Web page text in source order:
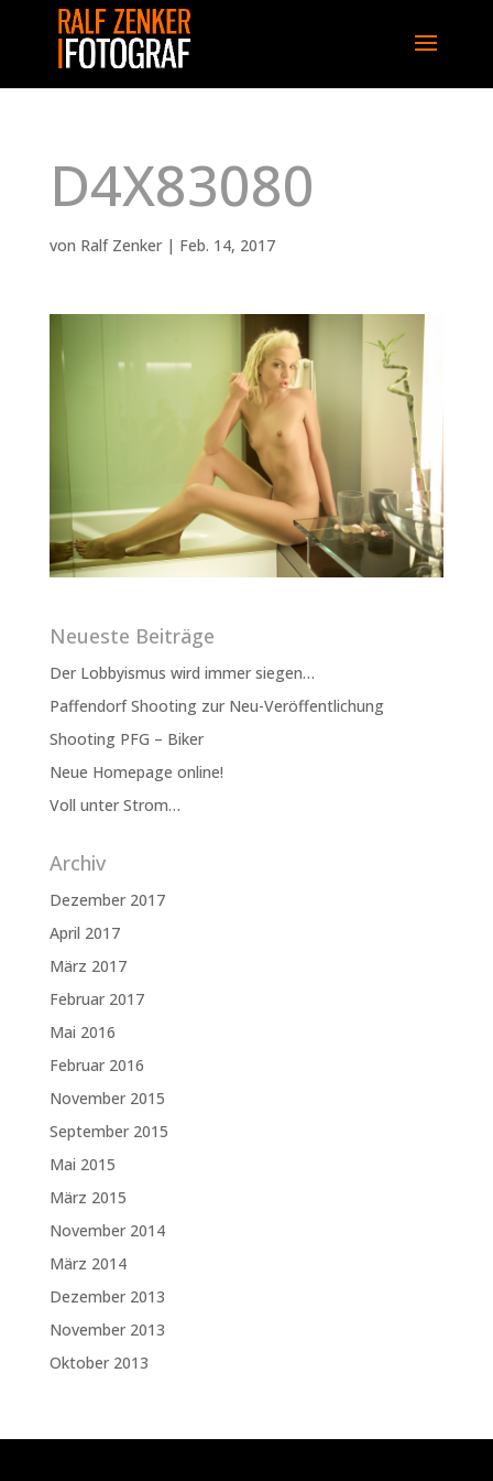
D4X83080
von Ralf Zenker| Feb. 14, 2017
Neueste Beiträge
Der Lobbyismus wird immer siegen…
Paffendorf Shooting zur Neu-Veröffentlichung
Shooting PFG – Biker
Neue Homepage online!
Voll unter Strom…
Archiv
Dezember 2017
April 2017
März 2017
Februar 2017
Mai 2016
Februar 2016
November 2015
September 2015
Mai 2015
März 2015
November 2014
März 2014
Dezember 2013
November 2013
Oktober 2013